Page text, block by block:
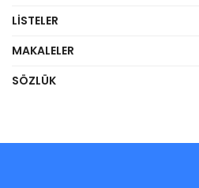
LISTELER
MAKALELER
SÖZLÜK